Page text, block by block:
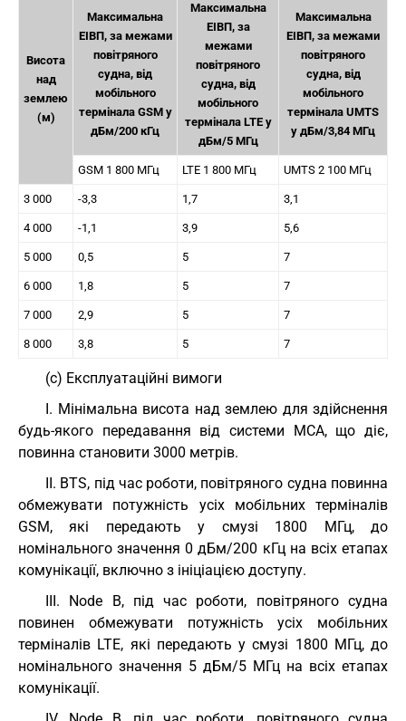
Висота
над
землею
(м)
Максимальна
ЕІВП, за межами
повітряного
судна, від
мобільного
термінала GSM у
дБм/200 кГц
Максимальна
ЕІВП, за
межами
повітряного
судна, від
мобільного
термінала LTE у
дБм/5 МГц
Максимальна
ЕІВП, за межами
повітряного
судна, від
мобільного
термінала UMTS
у дБм/3,84 МГц
GSM 1 800 МГц LTE 1 800 МГц UMTS 2 100 МГц
3 000 -3,3 1,7 3,1
4 000 -1,1 3,9 5,6
5 000 0,5 5 7
6 000 1,8 5 7
7 000 2,9 5 7
8 000 3,8 5 7
(c) Експлуатаційні вимоги
I. Мінімальна висота над землею для здійснення
будь-якого передавання від системи MCA, що діє,
повинна становити 3000 метрів.
II. BTS, під час роботи, повітряного судна повинна
обмежувати потужність усіх мобільних терміналів
GSM, які передають у смузі 1800 МГц, до
номінального значення 0 дБм/200 кГц на всіх етапах
комунікації, включно з ініціацією доступу.
III. Node B, під час роботи, повітряного судна
повинен обмежувати потужність усіх мобільних
терміналів LTE, які передають у смузі 1800 МГц, до
номінального значення 5 дБм/5 МГц на всіх етапах
комунікації.